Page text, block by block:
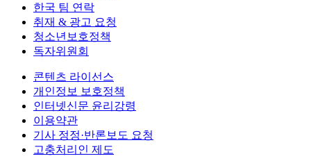
한국 팀 연락
취재 & 광고 요청
청소년보호정책
독자위원회
콘텐츠 라이선스
개인정보 보호정책
인터넷신문 윤리강령
이용약관
기사 정정·반론보도 요청
고충처리인 제도